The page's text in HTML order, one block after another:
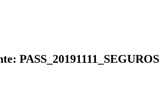
PASS_20191111_SEGUROS